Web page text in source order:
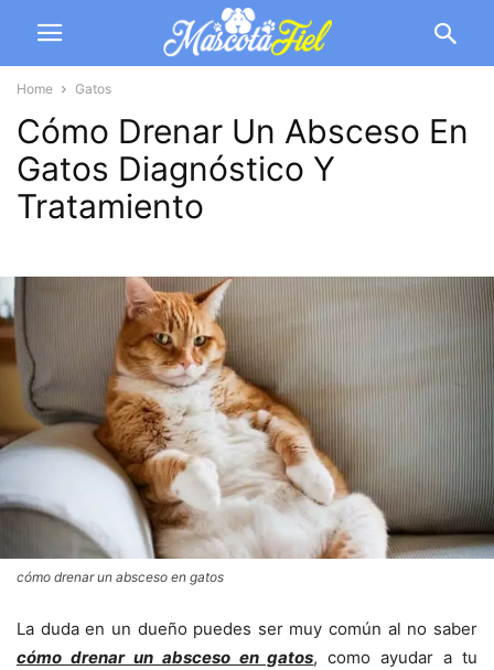
Home Gatos
Cómo Drenar Un Absceso En
Gatos Diagnóstico Y
Tratamiento
cómo drenar un absceso en gatos
La duda en un dueño puedes ser muy común al no saber
cómo drenar un absceso en gatos, como ayudar a tu